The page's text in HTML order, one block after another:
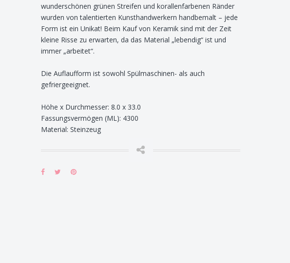
wunderschönen grünen Streifen und korallenfarbenen Ränder
wurden von talentierten Kunsthandwerkern handbemalt – jede
Form ist ein Unikat! Beim Kauf von Keramik sind mit der Zeit
kleine Risse zu erwarten, da das Material „lebendig“ ist und
immer „arbeitet“.
Die Auflaufform ist sowohl Spülmaschinen- als auch
gefriergeeignet.
Höhe x Durchmesser: 8.0 x 33.0
Fassungsvermögen (ML): 4300
Material: Steinzeug